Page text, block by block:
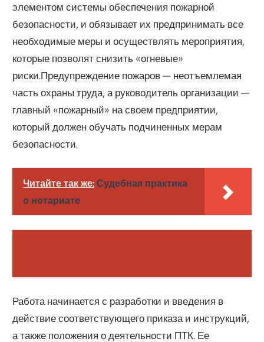
элементом системы обеспечения пожарной
безопасности, и обязывает их предпринимать все
необходимые меры и осуществлять мероприятия,
которые позволят снизить «огневые»
риски.Предупреждение пожаров — неотъемлемая
часть охраны труда, а руководитель организации —
главный «пожарный» на своем предприятии,
который должен обучать подчиненных мерам
безопасности.
Читайте так же: Судебная практика
о нотариате
Работа начинается с разработки и введения в
действие соответствующего приказа и инструкций,
а также положения о деятельности ПТК. Ее